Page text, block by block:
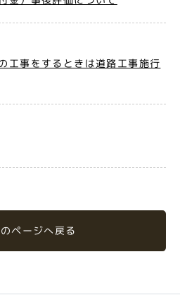
工事をするときは道路工事施行
ページへ戻る